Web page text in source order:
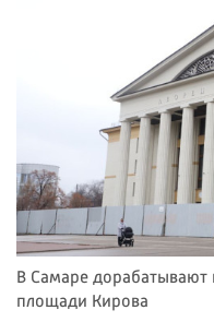
В Самаре дорабатывают
площади Кирова